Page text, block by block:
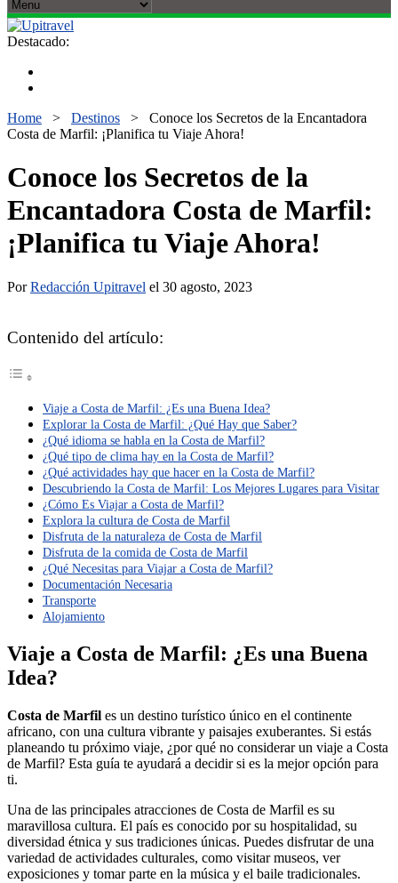
Destacado:
Home > Destinos > Conoce los Secretos de la Encantadora
Costa de Marfil: ¡Planifica tu Viaje Ahora!
Conoce los Secretos de la
Encantadora Costa de Marfil:
¡Planifica tu Viaje Ahora!
PorRedacción Upitravel el 30 agosto, 2023
Contenido del artículo:
Viaje a Costa de Marfil: ¿Es una Buena Idea?
Explorar la Costa de Marfil: ¿Qué Hay que Saber?
¿Qué idioma se habla en la Costa de Marfil?
¿Qué tipo de clima hay en la Costa de Marfil?
¿Qué actividades hay que hacer en la Costa de Marfil?
Descubriendo la Costa de Marfil: Los Mejores Lugares para Visitar
¿Cómo Es Viajar a Costa de Marfil?
Explora la cultura de Costa de Marfil
Disfruta de la naturaleza de Costa de Marfil
Disfruta de la comida de Costa de Marfil
¿Qué Necesitas para Viajar a Costa de Marfil?
Documentación Necesaria
Transporte
Alojamiento
Viaje a Costa de Marfil: ¿Es una Buena
Idea?
Costa de Marfil es un destino turístico único en el continente
africano, con una cultura vibrante y paisajes exuberantes. Si estás
planeando tu próximo viaje, ¿por qué no considerar un viaje a Costa
de Marfil? Esta guía te ayudará a decidir si es la mejor opción para
ti.
Una de las principales atracciones de Costa de Marfil es su
maravillosa cultura. El país es conocido por su hospitalidad, su
diversidad étnica y sus tradiciones únicas. Puedes disfrutar de una
variedad de actividades culturales, como visitar museos, ver
exposiciones y tomar parte en la música y el baile tradicionales.